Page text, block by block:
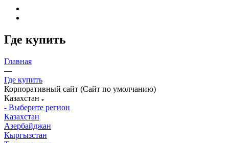
Где купить
Главная
—
Где купить
Корпоративный сайт (Сайт по умолчанию)
Казахстан
- Выберите регион
Казахстан
Азербайджан
Кыргызстан